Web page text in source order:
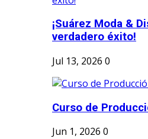
¡Suárez Moda &
verdadero éxito!
Jul 13, 2026 0
Curso de
Jun 1, 2026 0